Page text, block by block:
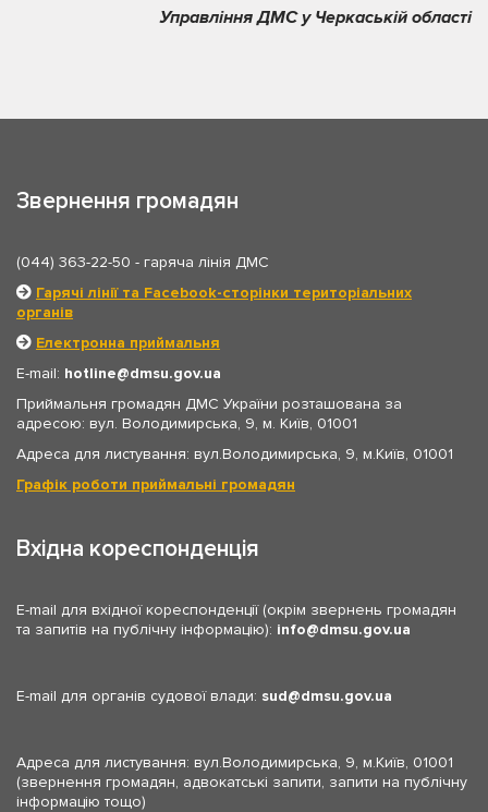
Управління ДМС у Черкаській області
Звернення громадян
(044) 363-22-50 - гаряча лінія ДМС
Гарячі лінії та Facebook-сторінки територіальних
органів
Електронна приймальня
E-mail: hotline
dmsu.gov.ua
Приймальня громадян ДМС України розташована за
адресою: вул. Володимирська, 9, м. Київ, 01001
Адреса для листування: вул.Володимирська, 9, м.Київ, 01001
Графік роботи приймальні громадян
Вхідна кореспонденція
E-mail для вхідної кореспонденції (окрім звернень громадян
та запитів на публічну інформацію): info dmsu.gov.ua
E-mail для органів судової влади: sud dmsu.gov.ua
Адреса для листування: вул.Володимирська, 9, м.Київ, 01001
(звернення громадян, адвокатські запити, запити на публічну
інформацію тощо)